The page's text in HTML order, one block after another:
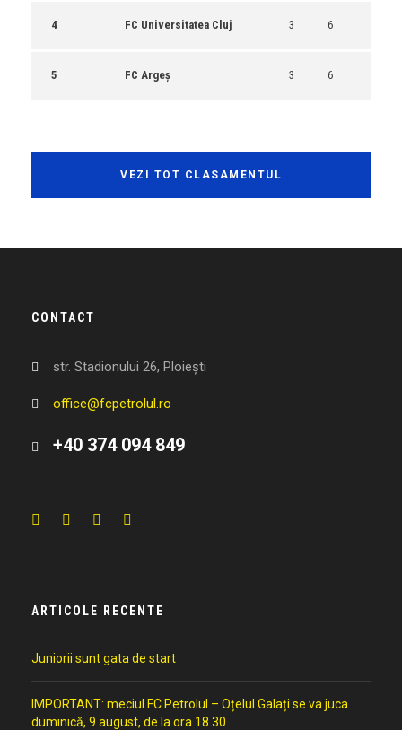
4 FC Universitatea Cluj 3 6
5 FC Argeș 3 6
VEZI TOT CLASAMENTUL
CONTACT
str. Stadionului 26, Ploiești
office@fcpetrolul.ro
+40 374 094 849
ARTICOLE RECENTE
Juniorii sunt gata de start
IMPORTANT: meciul FC Petrolul – Oțelul Galați se va juca
duminică, 9 august, de la ora 18.30